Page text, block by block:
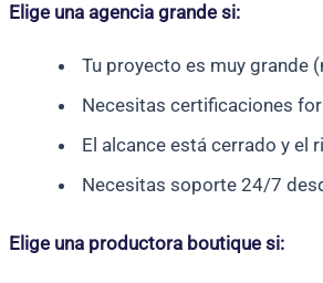
Elige una agencia grande si:
Tu proyecto es muy grande
Necesitas certificaciones
El alcance está cerrado y el
Necesitas soporte 24/7
Elige una productora boutique si: